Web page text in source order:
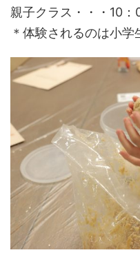
親子クラス・・・10：
＊体験されるのは小